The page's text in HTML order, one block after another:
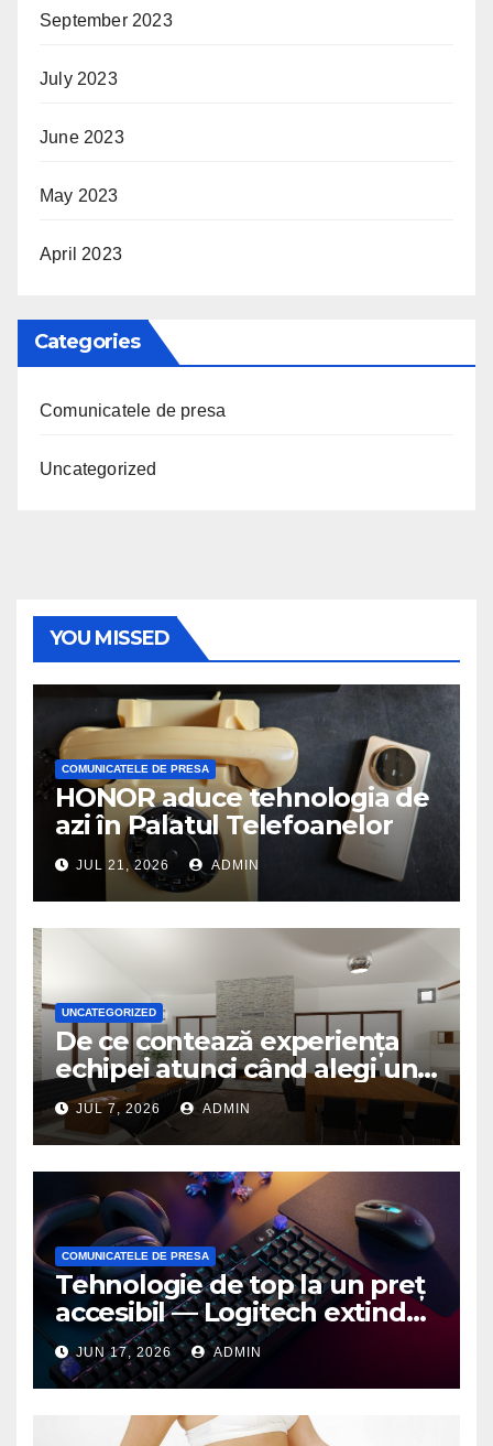
September 2023
July 2023
June 2023
May 2023
April 2023
Categories
Comunicatele de presa
Uncategorized
YOU MISSED
COMUNICATELE DE PRESA
HONOR aduce tehnologia de
azi în Palatul Telefoanelor
JUL 21, 2026 ADMIN
UNCATEGORIZED
De ce contează experiența
echipei atunci când alegi un
birou de arhitectură
JUL 7, 2026 ADMIN
COMUNICATELE DE PRESA
Tehnologie de top la un preț
accesibil — Logitech extinde
seria G3 cu un nou mouse și
o nouă tastatură pentru
gaming pe PC
JUN 17, 2026 ADMIN